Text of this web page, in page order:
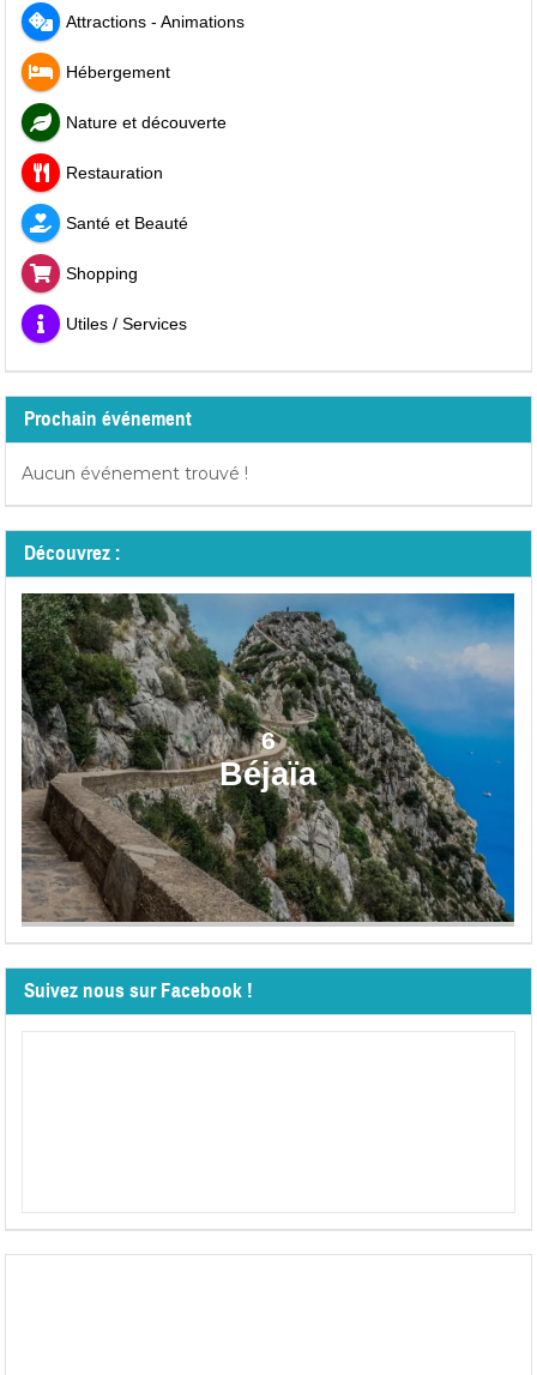
Attractions - Animations
Hébergement
Nature et découverte
Restauration
Santé et Beauté
Shopping
Utiles / Services
Prochain événement
Aucun événement trouvé !
Découvrez :
6
Béjaïa
Suivez nous sur Facebook !